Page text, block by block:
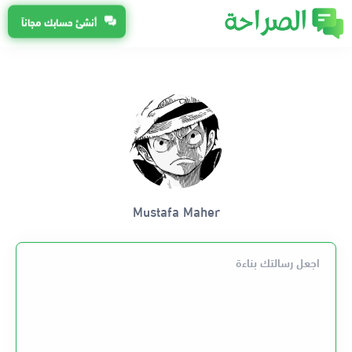
أنشئ حسابك مجاناً
Mustafa Maher